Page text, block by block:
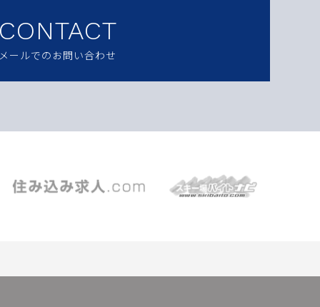
ールでのお問い合わせ